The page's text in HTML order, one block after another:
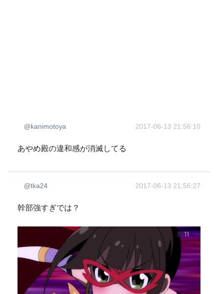
@kanimotoya 2017-06-13 21:56:10
あやめ殿の違和感が消滅してる
@tka24 2017-06-13 21:56:27
幹部強すぎでは？